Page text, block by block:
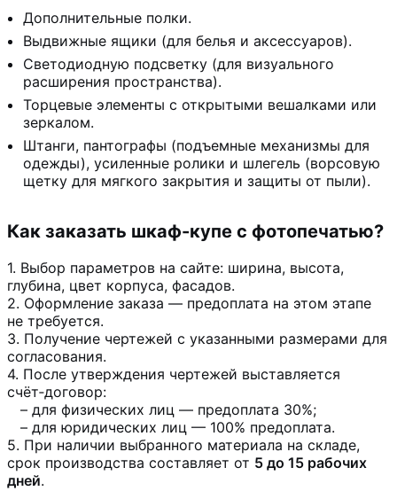
Дополнительные полки.
Выдвижные ящики (для белья и аксессуаров).
Светодиодную подсветку (для визуального
расширения пространства).
Торцевые элементы с открытыми вешалками или
зеркалом.
Штанги, пантографы (подъемные механизмы для
одежды), усиленные ролики и шлегель (ворсовую
щетку для мягкого закрытия и защиты от пыли).
Как заказать шкаф-купе с фотопечатью?
1. Выбор параметров на сайте: ширина, высота,
глубина, цвет корпуса, фасадов.
2. Оформление заказа — предоплата на этом этапе
не требуется.
3. Получение чертежей с указанными размерами для
согласования.
4. После утверждения чертежей выставляется
счёт‑договор:
– для физических лиц — предоплата 30%;
– для юридических лиц — 100% предоплата.
5. При наличии выбранного материала на складе,
срок производства составляет от 5 до 15 рабочих
дней.